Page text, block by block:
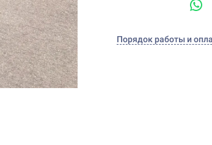
Порядок работы и